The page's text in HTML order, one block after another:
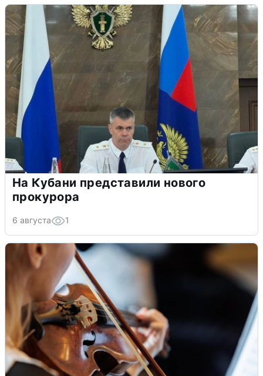
На Кубани представили нового
прокурора
6 августа 1